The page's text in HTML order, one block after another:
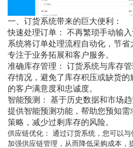
一、订货系统带来的巨大便利：
快速处理订单： 不再繁琐手动输
系统将订单处理流程自动化，节
专注于业务拓展和客户服务。
准确库存管理： 订货系统与库存
存情况，避免了库存积压或缺货
的客户满意度和忠诚度。
智能预测： 基于历史数据和市场
提供智能预测功能，帮助您预知
策略，减少过剩库存的风险。
供应链优化： 通过订货系统，您可以与
加强供应链管理，从而降低采购成本，